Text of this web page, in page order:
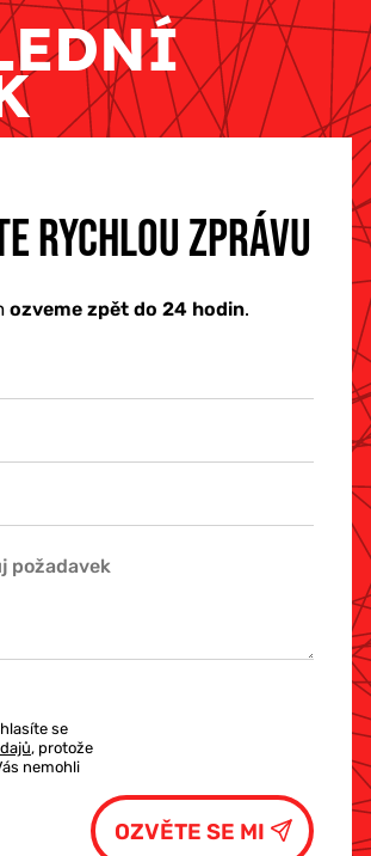
RYCHLOU ZPRÁVU
ozveme zpět do 24 hodin.
se
, protože
nemohli